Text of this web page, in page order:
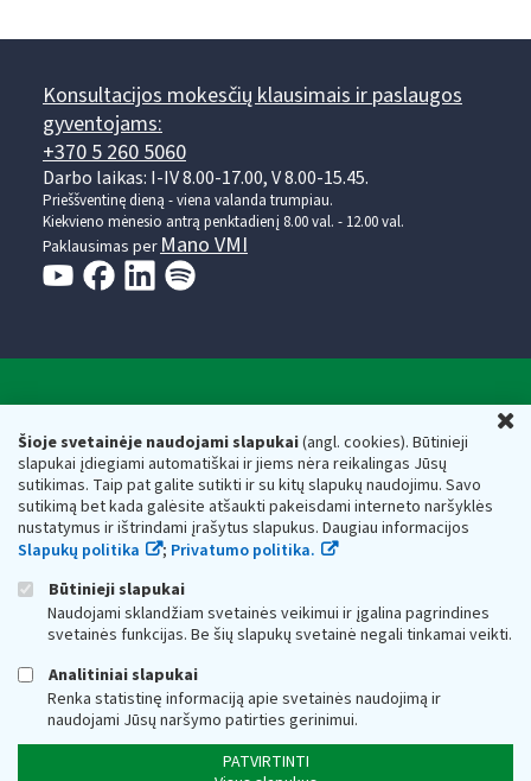
Šioje svetainėje naudojami slapukai(angl. cookies). Būtinieji
slapukai įdiegiami automatiškai ir jiems nėra reikalingas Jūsų
sutikimas. Taip pat galite sutikti ir su kitų slapukų naudojimu. Savo
sutikimą bet kada galėsite atšaukti pakeisdami interneto naršyklės
nustatymus ir ištrindami įrašytus slapukus. Daugiau informacijos
Slapukų politika
; Privatumo politika.
Būtinieji slapukai
Naudojami sklandžiam svetainės veikimui ir įgalina pagrindines
svetainės funkcijas. Be šių slapukų svetainė negali tinkamai veikti.
Analitiniai slapukai
Renka statistinę informaciją apie svetainės naudojimą ir
naudojami Jūsų naršymo patirties gerinimui.
PATVIRTINTI
Konsultacijos mokesčių klausimais ir paslaugos
gyventojams:
+370 5 260 5060
Darbo laikas: I-IV 8.00-17.00, V 8.00-15.45.
Prieššventinę dieną - viena valanda trumpiau.
Kiekvieno mėnesio antrą penktadienį 8.00 val. - 12.00 val.
Paklausimas per Mano VMI
Respublikos finansų ministerijos
Biudžetinė įstaiga. Juridinio asmens kodas — 188659752,
adresas: Vasario 16-osios g. 14, 01107 Vilnius, Lietuva, el.paštas:
vmi@vmi.lt, E. pristatymo dėžutės adresas 188659752
Duomenys apie Valstybinę mokesčių inspekciją prie Lietuvos
Respublikos finansų ministerijos kaupiami ir saugomi Juridinių